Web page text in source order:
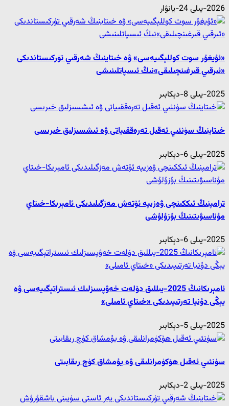
2026-يىلى 24-يانۋار
«ئۇيغۇر سوت كوللېگىيەسى» ۋە خىتاينىڭ شەرقىي تۈركىستاندىكى
«ئىرقىي قىرغىنچىلىقى»نىڭ ئىسپاتلىنىشى
2025-يىلى 8-دېكابىر
خىتاينىڭ سۈنئىي ئەقىل تەرەققىياتى ۋە ئىشسىزلىق خىرىسى
2025-يىلى 6-دېكابىر
ترامپنىڭ ئىككىنچى ۋەزىپە ئۆتەش مەزگىلىدىكى ئامېرىكا-خىتاي
مۇناسىۋىتىنىڭ بۇزۇلۇشى
2025-يىلى 6-دېكابىر
ئامېرىكانىڭ 2025-يىللىق دۆلەت خەۋپسىزلىك ئىستراتېگىيەسى ۋە
يېڭى دۇنيا تەرتىپىدىكى «خىتاي ئامىلى»
2025-يىلى 5-دېكابىر
سۈنئىي ئەقىل ھۆكۈمرانلىقى ۋە يۇمشاق كۈچ رىقابىتى
2025-يىلى 2-دېكابىر